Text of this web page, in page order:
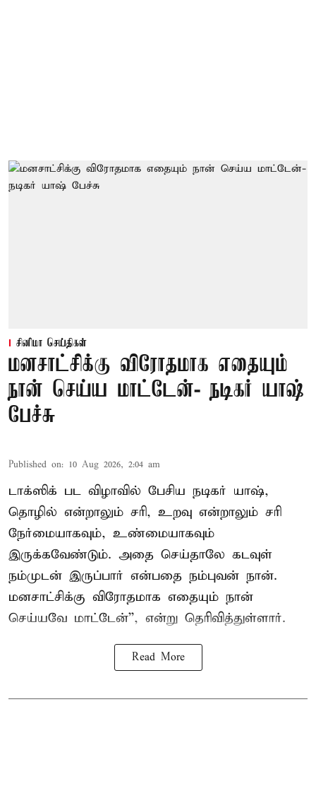
சினிமா செய்திகள்
மனசாட்சிக்கு விரோதமாக எதையும்
நான் செய்ய மாட்டேன்- நடிகர் யாஷ்
பேச்சு
Published on: 10 Aug 2026, 2:04 am
டாக்ஸிக் பட விழாவில் பேசிய நடிகர் யாஷ்,
தொழில் என்றாலும் சரி, உறவு என்றாலும் சரி
நேர்மையாகவும், உண்மையாகவும்
இருக்கவேண்டும். அதை செய்தாலே கடவுள்
நம்முடன் இருப்பார் என்பதை நம்புவன் நான்.
மனசாட்சிக்கு விரோதமாக எதையும் நான்
செய்யவே மாட்டேன்'', என்று தெரிவித்துள்ளார்.
Read More